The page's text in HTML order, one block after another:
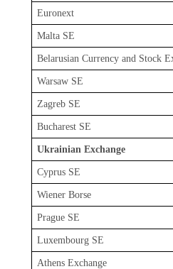
Euronext
Malta SE
Belarusian Currency and Stock
Warsaw SE
Zagreb SE
Bucharest SE
Ukrainian Exchange
Cyprus SE
Wiener Borse
Prague SE
Luxembourg SE
Athens Exchange